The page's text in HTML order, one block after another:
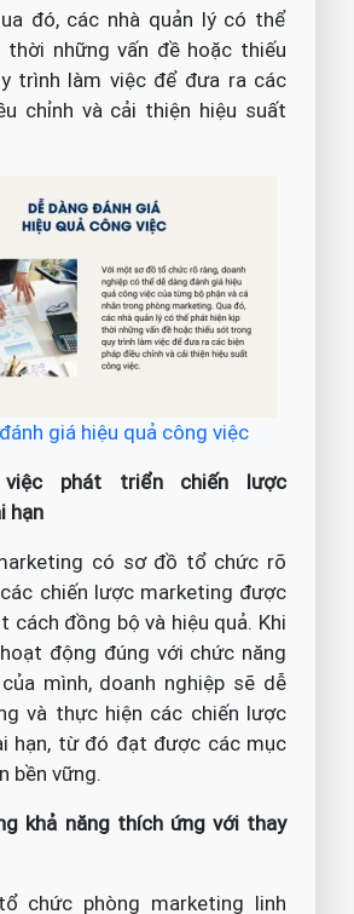
đó, các nhà quản lý có thể
thời những vấn đề hoặc thiếu
trình làm việc để đưa ra các
chỉnh và cải thiện hiệu suất
giá hiệu quả công việc
phát triển chiến lược
hạn
có sơ đồ tổ chức rõ
chiến lược marketing được
cách đồng bộ và hiệu quả. Khi
động đúng với chức năng
mình, doanh nghiệp sẽ dễ
và thực hiện các chiến lược
hạn, từ đó đạt được các mục
bền vững.
khả năng thích ứng với thay
chức phòng marketing linh